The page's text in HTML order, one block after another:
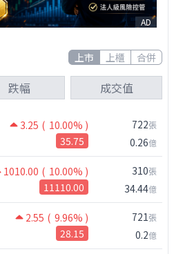
AD
上市 上櫃 合併
跌幅 成交值
3.25 ( 10.00% )
35.75
722張
0.26億
1010.00 ( 10.00% )
11110.00
310張
34.44億
2.55 ( 9.96% )
28.15
721張
0.2億